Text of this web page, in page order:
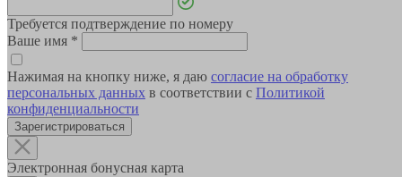
Требуется подтверждение по номеру
Ваше имя *
Нажимая на кнопку ниже, я даю согласие на обработку
персональных данных в соответствии с Политикой
конфиденциальности
Зарегистрироваться
Электронная бонусная карта